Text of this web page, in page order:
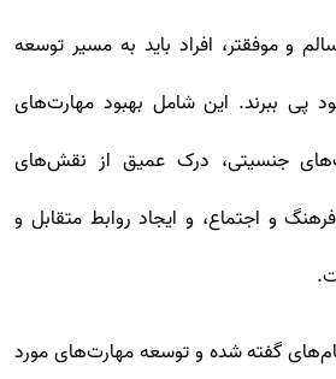
و موفقتر، افراد باید به مسیر توسعه
پی ببرند. این شامل بهبود مهارت‌های
جنسیتی، درک عمیق از نقش‌های
و اجتماع، و ایجاد روابط متقابل و
گفته شده و توسعه مهارت‌های مورد